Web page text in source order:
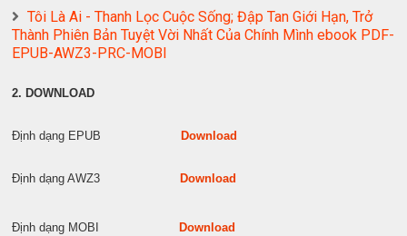
Tôi Là Ai - Thanh Lọc Cuộc Sống; Đập Tan Giới Hạn, Trở
Thành Phiên Bản Tuyệt Vời Nhất Của Chính Mình ebook PDF-
EPUB-AWZ3-PRC-MOBI
2. DOWNLOAD
Định dạng EPUB Download
Định dạng AWZ3 Download
Định dạng MOBI Download